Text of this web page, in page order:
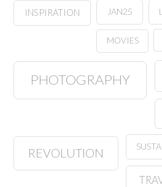
INSPIRATION JAN25
MOVIES
PHOTOGRAPHY
REVOLUTION